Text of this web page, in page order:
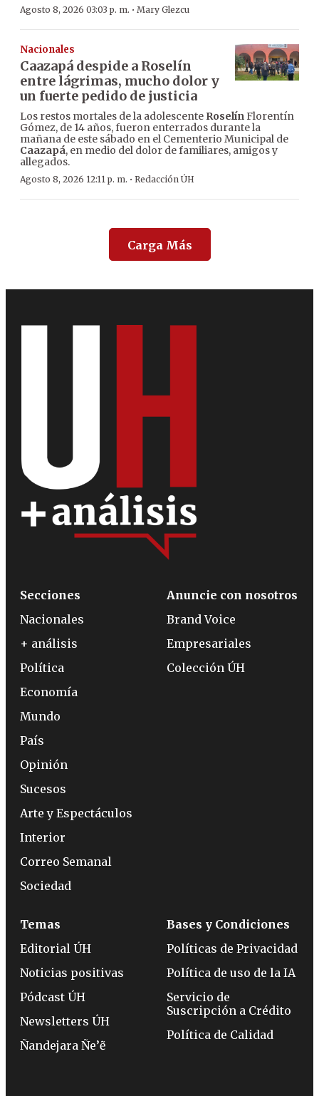
Agosto 8, 2026 03:03 p. m. · Mary Glezcu
Nacionales
Caazapá despide a Roselín
entre lágrimas, mucho dolor y
un fuerte pedido de justicia
Los restos mortales de la adolescente RoselínFlorentín
Gómez, de 14 años, fueron enterrados durante la
mañana de este sábado en el Cementerio Municipal de
Caazapá, en medio del dolor de familiares, amigos y
allegados.
Agosto 8, 2026 12:11 p. m. · Redacción ÚH
Carga Más
Secciones
Nacionales
+ análisis
Política
Economía
Mundo
País
Opinión
Sucesos
Arte y Espectáculos
Interior
Correo Semanal
Sociedad
Anuncie con nosotros
Brand Voice
Empresariales
Colección ÚH
Temas
Editorial ÚH
Noticias positivas
Pódcast ÚH
Newsletters ÚH
Ñandejara Ñe’ẽ
Bases y Condiciones
Políticas de Privacidad
Política de uso de la IA
Servicio de
Suscripción a Crédito
Política de Calidad